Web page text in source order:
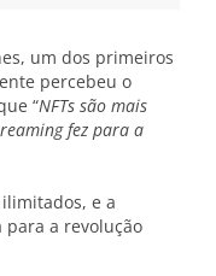
um dos primeiros
percebeu o
“NFTs são mais
fez para a
e a
a revolução